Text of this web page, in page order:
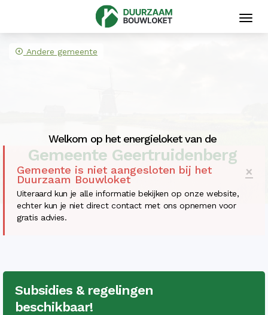
Welkom op het energieloket van de
Gemeente Geertruidenberg
Andere gemeente
×
Gemeente is niet aangesloten bij het
Duurzaam Bouwloket
Uiteraard kun je alle informatie bekijken op onze website,
echter kun je niet direct contact met ons opnemen voor
gratis advies.
Subsidies & regelingen
beschikbaar!